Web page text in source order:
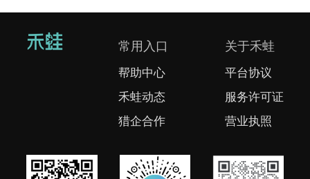
常用入口
帮助中心
禾蛙动态
猎企合作
关于禾蛙
平台协议
服务许可证
营业执照